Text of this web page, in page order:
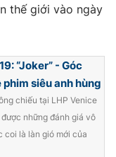
thao
sản
Việt
bằng AI
thế giới vào ngày
“Joker” - Góc
siêu anh hùng
chiếu tại LHP Venice
được những đánh giá vô
coi là làn gió mới của